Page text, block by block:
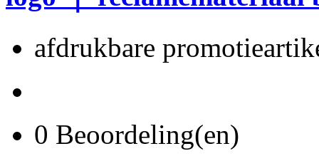
afdrukbare
0 Beoordeling(en)